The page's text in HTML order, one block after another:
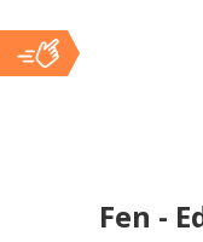
Fen -